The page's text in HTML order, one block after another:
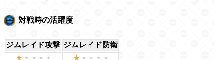
対戦時の活躍度
ジムレイド攻撃 ジムレイド防衛